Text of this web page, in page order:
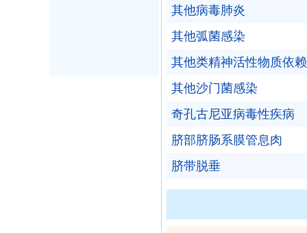
其他病毒肺炎
其他弧菌感染
其他类精神活性物质依赖
其他沙门菌感染
奇孔古尼亚病毒性疾病
脐部脐肠系膜管息肉
脐带脱垂